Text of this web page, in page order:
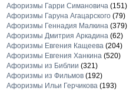
Афоризмы Гарри Симановича(151)
Афоризмы Гаруна Агацарского(79)
Афоризмы Геннадия Малкина(379)
Афоризмы Дмитрия Аркадина(62)
Афоризмы Евгения Кащеева(204)
Афоризмы Евгения Ханкина(520)
Афоризмы из Библии (321)
Афоризмы из Фильмов(192)
Афоризмы Ильи Герчикова(193)